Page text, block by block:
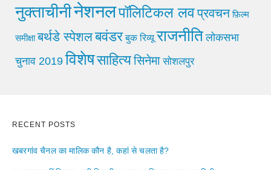
नुक्ताचीनीनेशनलपॉलिटिकल लवप्रवचन फ़िल्म
समीक्षा बर्थडे स्पेशलबवंडर बुक रिव्यू राजनीति लोकसभा
चुनाव 2019 विशेषसाहित्यसिनेमा सोशलपुर
RECENT POSTS
खबरगांव चैनल का मालिक कौन है, कहां से चलता है?